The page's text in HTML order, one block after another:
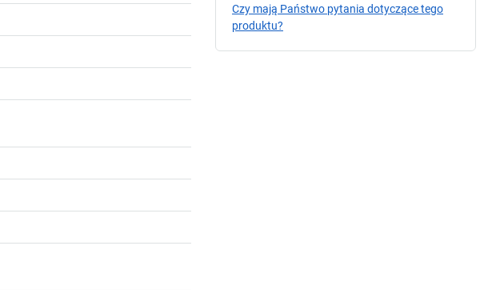
Czy mają Państwo pytania dotyczące tego
produktu?